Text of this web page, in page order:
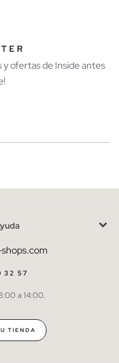
y ofertas de Inside antes
cualquier momento.
32 57
a 14:00.
TIENDA